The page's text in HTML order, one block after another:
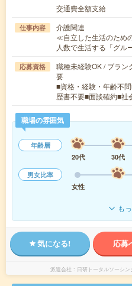
交通費全額支給
仕事内容
介護関連
≪自立した生活のため
人数で生活する「グ
応募資格
職種未経験OK / ブラン
要
■資格・経験・年齢不
歴書不要■面談確約■
職場の雰囲気
年齢層
20代
30代
男女比率
女性
も
気になる! 応募
派遣会社 日研トータルソーシ